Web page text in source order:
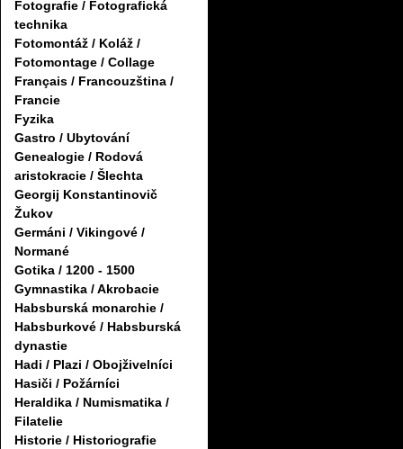
Fotografie / Fotografická
technika
Fotomontáž / Koláž /
Fotomontage / Collage
Français / Francouzština /
Francie
Fyzika
Gastro / Ubytování
Genealogie / Rodová
aristokracie / Šlechta
Georgij Konstantinovič
Žukov
Germáni / Vikingové /
Normané
Gotika / 1200 - 1500
Gymnastika / Akrobacie
Habsburská monarchie /
Habsburkové / Habsburská
dynastie
Hadi / Plazi / Obojživelníci
Hasiči / Požárníci
Heraldika / Numismatika /
Filatelie
Historie / Historiografie